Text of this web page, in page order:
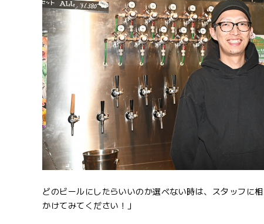
どのビールにしたらいいのか選べない時は、スタッフに
かけてみてください！」